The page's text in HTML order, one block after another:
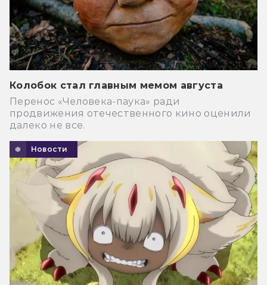
Колобок стал главным мемом августа
Перенос «Человека-паука» ради
продвижения отечественного кино оценили
далеко не все.
Новости